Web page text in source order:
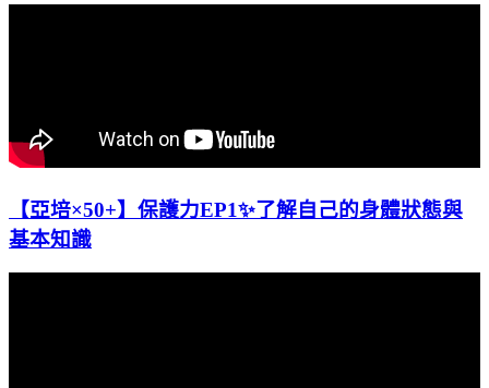
【亞培×50+】保護力EP1✨了解自己的身體狀態與
基本知識